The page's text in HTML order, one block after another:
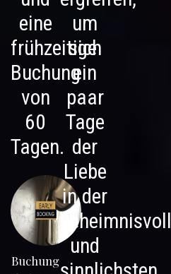
eine
frühzeitige
Buchung
von
60
Tagen.
Buchung
um
sich
ein
paar
Tage
der
Liebe
in der
und